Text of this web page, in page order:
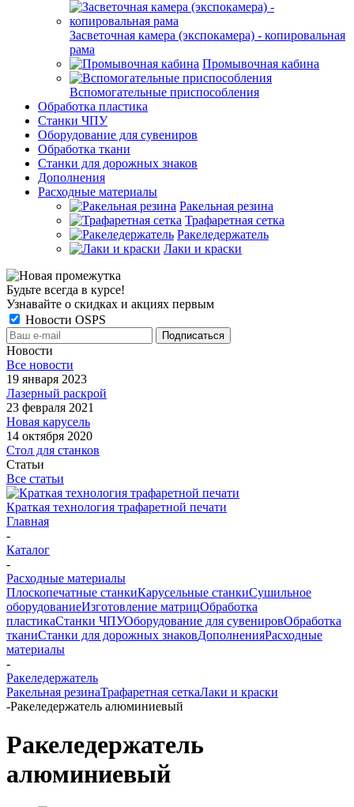
Засветочная камера (экспокамера) - копировальная
рама
Промывочная кабина
Вспомогательные приспособления
Обработка пластика
Станки ЧПУ
Оборудование для сувениров
Обработка ткани
Станки для дорожных знаков
Дополнения
Расходные материалы
Ракельная резина
Трафаретная сетка
Ракеледержатель
Лаки и краски
Будьте всегда в курсе!
Узнавайте о скидках и акциях первым
Новости OSPS
Новости
Все новости
19 января 2023
Лазерный раскрой
23 февраля 2021
Новая карусель
14 октября 2020
Стол для станков
Статьи
Все статьи
Краткая технология трафаретной печати
Главная
-
Каталог
-
Расходные материалы
Плоскопечатные станкиКарусельные станкиСушильное
оборудованиеИзготовление матрицОбработка
пластикаСтанки ЧПУОборудование для сувенировОбработка
тканиСтанки для дорожных знаковДополненияРасходные
материалы
-
Ракеледержатель
Ракельная резинаТрафаретная сеткаЛаки и краски
-Ракеледержатель алюминиевый
Ракеледержатель
алюминиевый